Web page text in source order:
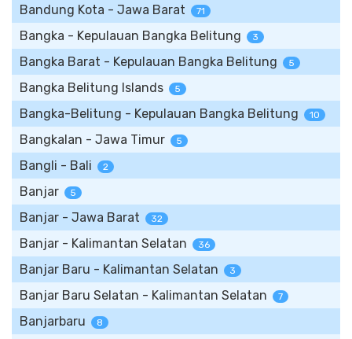
Bandung Kota - Jawa Barat 71
Bangka - Kepulauan Bangka Belitung 3
Bangka Barat - Kepulauan Bangka Belitung 5
Bangka Belitung Islands 5
Bangka-Belitung - Kepulauan Bangka Belitung 10
Bangkalan - Jawa Timur 5
Bangli - Bali 2
Banjar 5
Banjar - Jawa Barat 32
Banjar - Kalimantan Selatan 36
Banjar Baru - Kalimantan Selatan 3
Banjar Baru Selatan - Kalimantan Selatan 7
Banjarbaru 8